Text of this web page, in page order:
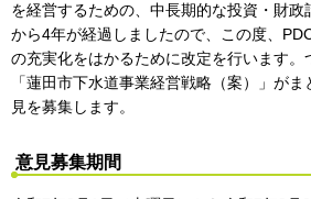
を経営するための、中長期的な投資・財政
から4年が経過しましたので、この度、
の充実化をはかるために改定を行います。
「蓮田市下水道事業経営戦略（案）」が
見を募集します。
意見募集期間